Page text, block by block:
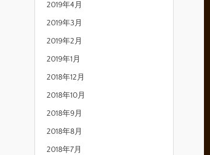
2019年4月
2019年3月
2019年2月
2019年1月
2018年12月
2018年10月
2018年9月
2018年8月
2018年7月